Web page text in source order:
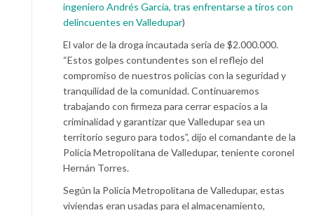
ingeniero Andrés García, tras enfrentarse a tiros con
delincuentes en Valledupar)
El valor de la droga incautada sería de $2.000.000.
“Estos golpes contundentes son el reflejo del
compromiso de nuestros policías con la seguridad y
tranquilidad de la comunidad. Continuaremos
trabajando con firmeza para cerrar espacios a la
criminalidad y garantizar que Valledupar sea un
territorio seguro para todos”, dijo el comandante de la
Policía Metropolitana de Valledupar, teniente coronel
Hernán Torres.
Según la Policía Metropolitana de Valledupar, estas
viviendas eran usadas para el almacenamiento,